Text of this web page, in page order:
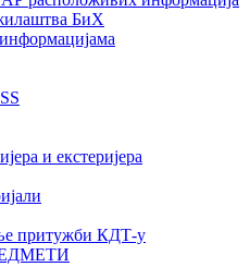
БиХ
и екстеријера
притужби КДТ-у